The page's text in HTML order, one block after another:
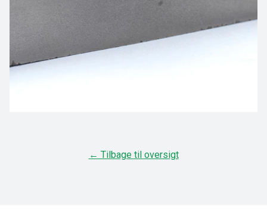
← Tilbage til oversigt